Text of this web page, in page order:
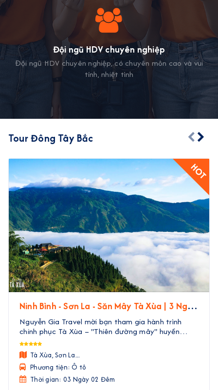
Đội ngũ HDV chuyên nghiệp
Đội ngũ HDV chuyên nghiệp, có chuyên môn cao và vui
tính, nhiệt tình
Tour Đông Tây Bắc
HOT
Ninh Bình - Sơn La - Săn Mây Tà Xùa | 3 Ngày
2 Đêm
Nguyễn Gia Travel mời bạn tham gia hành trình
chinh phục Tà Xùa – "Thiên đường mây" huyền
thoại của Tây Bắc. Trong 3 ngày 2 đêm, bạn sẽ
được rời xa phố thị ồn ào, đắm mình trong biển mây
bồng bềnh nh ...
Tà Xùa, Sơn La...
Phương tiện: Ô tô
Thời gian: 03 Ngày 02 Đêm